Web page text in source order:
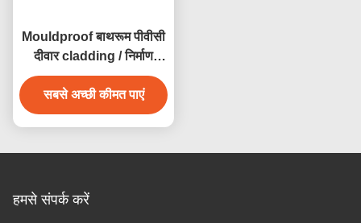
Mouldproof बाथरूम पीवीसी
दीवार cladding / निर्माण
पीवीसी दीवार पैनलों
सबसे अच्छी कीमत पाएं
हमसे संपर्क करें